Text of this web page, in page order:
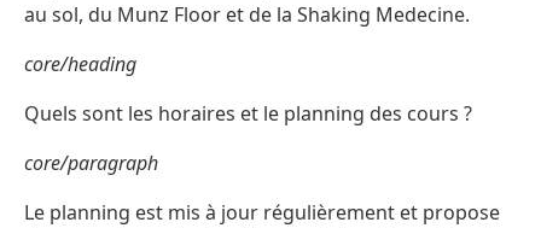
au sol, du Munz Floor et de la Shaking Medecine.
core/heading
Quels sont les horaires et le planning des cours ?
core/paragraph
Le planning est mis à jour régulièrement et propose